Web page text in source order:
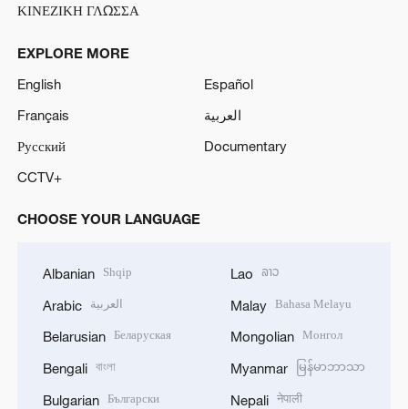
ΚΙΝΕΖΙΚΗ ΓΛΩΣΣΑ
EXPLORE MORE
English
Español
Français
العربية
Русский
Documentary
CCTV+
CHOOSE YOUR LANGUAGE
Albanian Shqip
Arabic العربية
Belarusian Беларуская
Bengali বাংলা
Bulgarian Български
Lao ລາວ
Malay Bahasa Melayu
Mongolian Монгол
Myanmar မြန်မာဘာသာ
Nepali नेपाली